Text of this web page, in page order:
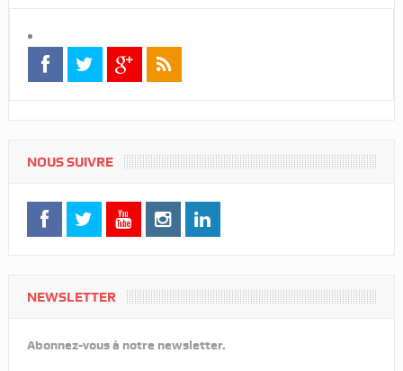
NOUS SUIVRE
NEWSLETTER
Abonnez-vous à notre newsletter.